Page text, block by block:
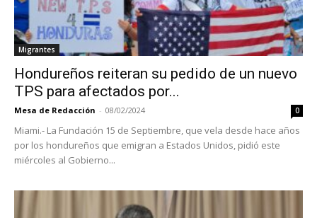
Migrantes
Hondureños reiteran su pedido de un nuevo
TPS para afectados por...
Mesa de Redacción - 08/02/2024 0
Miami.- La Fundación 15 de Septiembre, que vela desde hace años
por los hondureños que emigran a Estados Unidos, pidió este
miércoles al Gobierno...